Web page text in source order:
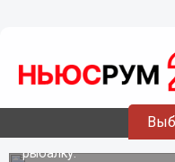
09.06.202017:42
Обманутый муж
знакомого в
Он наведывался к
рыбалку.